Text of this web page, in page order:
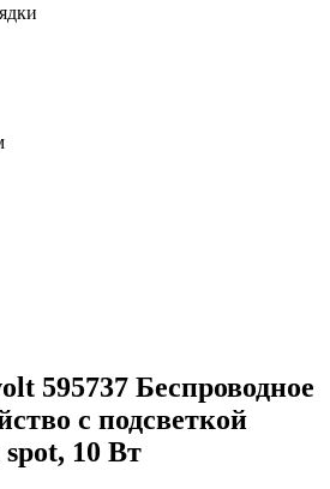
595737 Беспроводное
с подсветкой
10 Вт